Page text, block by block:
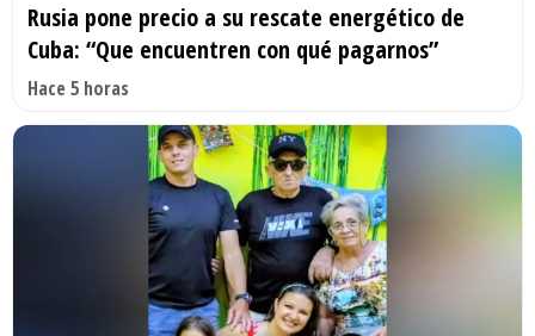
Rusia pone precio a su rescate energético de
Cuba: “Que encuentren con qué pagarnos”
Hace 5 horas